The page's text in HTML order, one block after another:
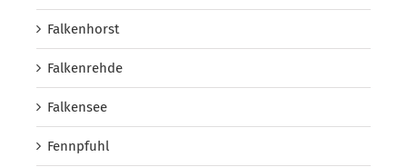
Falkenhorst
Falkenrehde
Falkensee
Fennpfuhl